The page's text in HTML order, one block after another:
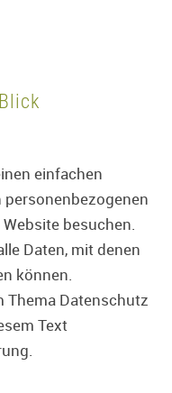
einfachen
personenbezogenen
besuchen.
Daten, mit denen
können.
Datenschutz
Text